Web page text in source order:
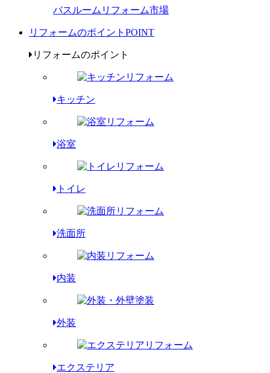
バスルームリフォーム市場
リフォームのポイント POINT
リフォームのポイント
キッチン
浴室
トイレ
洗面所
内装
外装
エクステリア